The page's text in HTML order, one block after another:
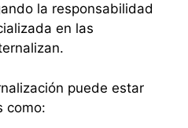
la responsabilidad
en las
puede estar
como: